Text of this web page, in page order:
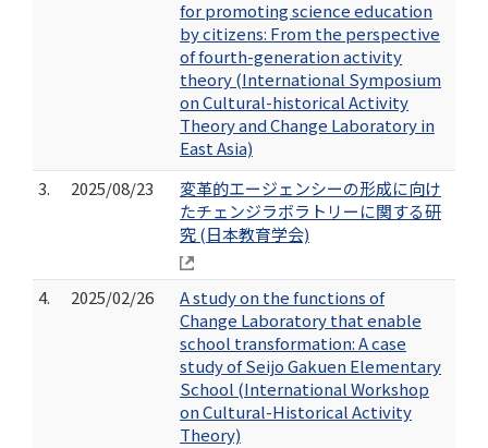
for promoting science education
by citizens: From the perspective
of fourth-generation activity
theory (International Symposium
on Cultural-historical Activity
Theory and Change Laboratory in
East Asia)
3.
2025/08/23
変革的エージェンシーの形成に向け
たチェンジラボラトリーに関する研
究 (日本教育学会)
4. 2025/02/26
A study on the functions of
Change Laboratory that enable
school transformation: A case
study of Seijo Gakuen Elementary
School (International Workshop
on Cultural-Historical Activity
Theory)